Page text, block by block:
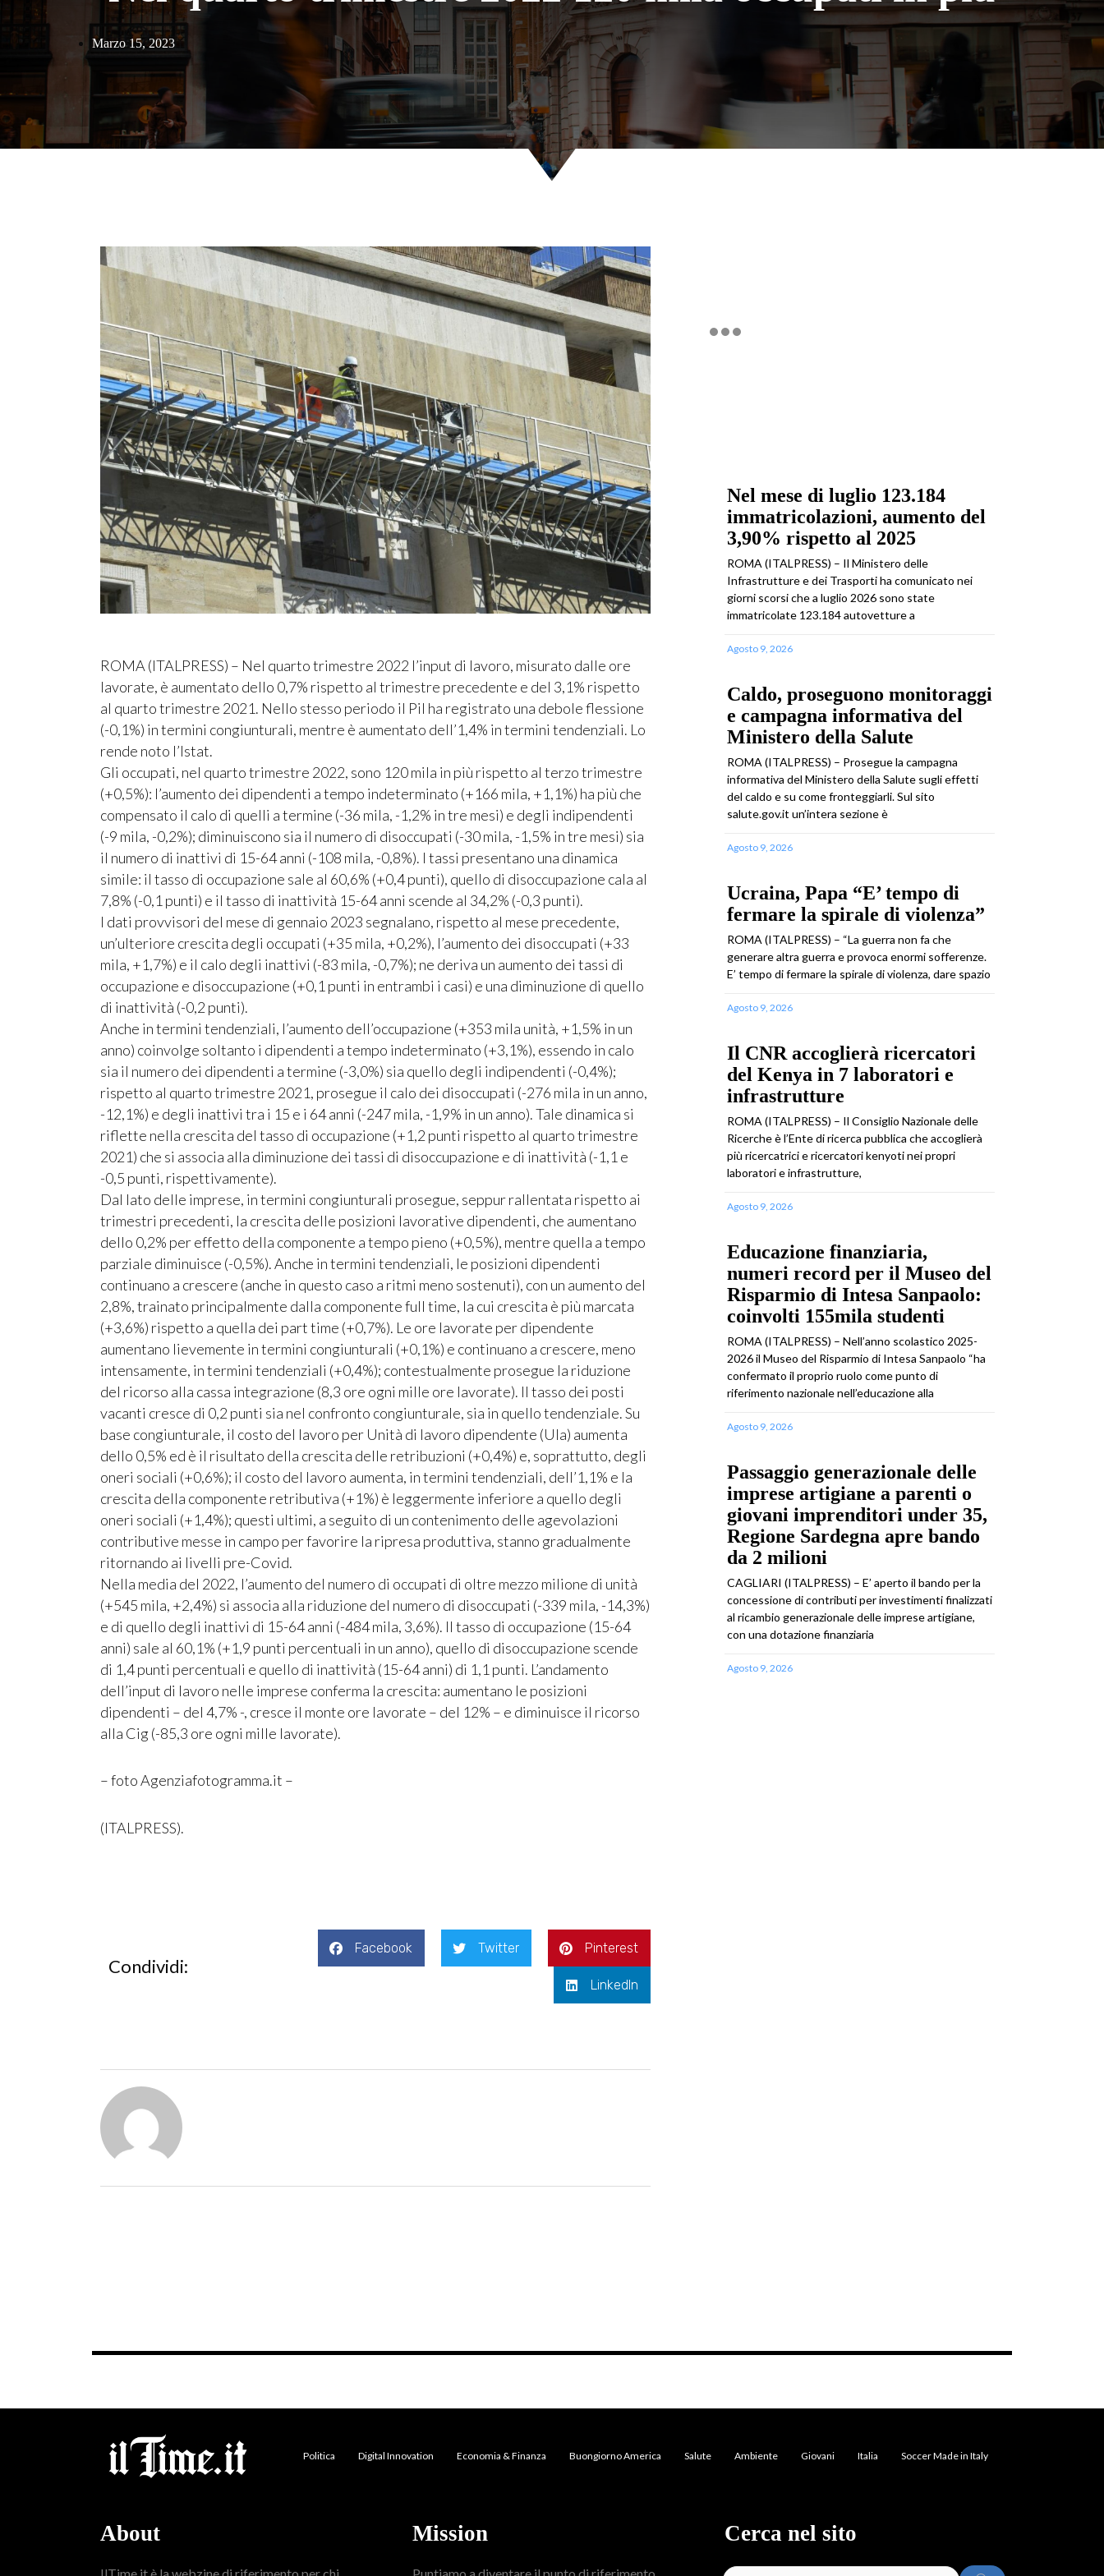
Marzo 15, 2023
ROMA (ITALPRESS) – Nel quarto trimestre 2022 l’input di lavoro, misurato dalle ore
lavorate, è aumentato dello 0,7% rispetto al trimestre precedente e del 3,1% rispetto
al quarto trimestre 2021. Nello stesso periodo il Pil ha registrato una debole flessione
(-0,1%) in termini congiunturali, mentre è aumentato dell’1,4% in termini tendenziali. Lo
rende noto l’Istat.
Gli occupati, nel quarto trimestre 2022, sono 120 mila in più rispetto al terzo trimestre
(+0,5%): l’aumento dei dipendenti a tempo indeterminato (+166 mila, +1,1%) ha più che
compensato il calo di quelli a termine (-36 mila, -1,2% in tre mesi) e degli indipendenti
(-9 mila, -0,2%); diminuiscono sia il numero di disoccupati (-30 mila, -1,5% in tre mesi) sia
il numero di inattivi di 15-64 anni (-108 mila, -0,8%). I tassi presentano una dinamica
simile: il tasso di occupazione sale al 60,6% (+0,4 punti), quello di disoccupazione cala al
7,8% (-0,1 punti) e il tasso di inattività 15-64 anni scende al 34,2% (-0,3 punti).
I dati provvisori del mese di gennaio 2023 segnalano, rispetto al mese precedente,
un’ulteriore crescita degli occupati (+35 mila, +0,2%), l’aumento dei disoccupati (+33
mila, +1,7%) e il calo degli inattivi (-83 mila, -0,7%); ne deriva un aumento dei tassi di
occupazione e disoccupazione (+0,1 punti in entrambi i casi) e una diminuzione di quello
di inattività (-0,2 punti).
Anche in termini tendenziali, l’aumento dell’occupazione (+353 mila unità, +1,5% in un
anno) coinvolge soltanto i dipendenti a tempo indeterminato (+3,1%), essendo in calo
sia il numero dei dipendenti a termine (-3,0%) sia quello degli indipendenti (-0,4%);
rispetto al quarto trimestre 2021, prosegue il calo dei disoccupati (-276 mila in un anno,
-12,1%) e degli inattivi tra i 15 e i 64 anni (-247 mila, -1,9% in un anno). Tale dinamica si
riflette nella crescita del tasso di occupazione (+1,2 punti rispetto al quarto trimestre
2021) che si associa alla diminuzione dei tassi di disoccupazione e di inattività (-1,1 e
-0,5 punti, rispettivamente).
Dal lato delle imprese, in termini congiunturali prosegue, seppur rallentata rispetto ai
trimestri precedenti, la crescita delle posizioni lavorative dipendenti, che aumentano
dello 0,2% per effetto della componente a tempo pieno (+0,5%), mentre quella a tempo
parziale diminuisce (-0,5%). Anche in termini tendenziali, le posizioni dipendenti
continuano a crescere (anche in questo caso a ritmi meno sostenuti), con un aumento del
2,8%, trainato principalmente dalla componente full time, la cui crescita è più marcata
(+3,6%) rispetto a quella dei part time (+0,7%). Le ore lavorate per dipendente
aumentano lievemente in termini congiunturali (+0,1%) e continuano a crescere, meno
intensamente, in termini tendenziali (+0,4%); contestualmente prosegue la riduzione
del ricorso alla cassa integrazione (8,3 ore ogni mille ore lavorate). Il tasso dei posti
vacanti cresce di 0,2 punti sia nel confronto congiunturale, sia in quello tendenziale. Su
base congiunturale, il costo del lavoro per Unità di lavoro dipendente (Ula) aumenta
dello 0,5% ed è il risultato della crescita delle retribuzioni (+0,4%) e, soprattutto, degli
oneri sociali (+0,6%); il costo del lavoro aumenta, in termini tendenziali, dell’1,1% e la
crescita della componente retributiva (+1%) è leggermente inferiore a quello degli
oneri sociali (+1,4%); questi ultimi, a seguito di un contenimento delle agevolazioni
contributive messe in campo per favorire la ripresa produttiva, stanno gradualmente
ritornando ai livelli pre-Covid.
Nella media del 2022, l’aumento del numero di occupati di oltre mezzo milione di unità
(+545 mila, +2,4%) si associa alla riduzione del numero di disoccupati (-339 mila, -14,3%)
e di quello degli inattivi di 15-64 anni (-484 mila, 3,6%). Il tasso di occupazione (15-64
anni) sale al 60,1% (+1,9 punti percentuali in un anno), quello di disoccupazione scende
di 1,4 punti percentuali e quello di inattività (15-64 anni) di 1,1 punti. L’andamento
dell’input di lavoro nelle imprese conferma la crescita: aumentano le posizioni
dipendenti – del 4,7% -, cresce il monte ore lavorate – del 12% – e diminuisce il ricorso
alla Cig (-85,3 ore ogni mille lavorate).
– foto Agenziafotogramma.it –
(ITALPRESS).
Condividi:
Facebook Twitter Pinterest
LinkedIn
Nel mese di luglio 123.184
immatricolazioni, aumento del
3,90% rispetto al 2025
ROMA (ITALPRESS) – Il Ministero delle
Infrastrutture e dei Trasporti ha comunicato nei
giorni scorsi che a luglio 2026 sono state
immatricolate 123.184 autovetture a
Agosto 9, 2026
Caldo, proseguono monitoraggi
e campagna informativa del
Ministero della Salute
ROMA (ITALPRESS) – Prosegue la campagna
informativa del Ministero della Salute sugli effetti
del caldo e su come fronteggiarli. Sul sito
salute.gov.it un’intera sezione è
Agosto 9, 2026
Ucraina, Papa “E’ tempo di
fermare la spirale di violenza”
ROMA (ITALPRESS) – “La guerra non fa che
generare altra guerra e provoca enormi sofferenze.
E’ tempo di fermare la spirale di violenza, dare spazio
Agosto 9, 2026
Il CNR accoglierà ricercatori
del Kenya in 7 laboratori e
infrastrutture
ROMA (ITALPRESS) – Il Consiglio Nazionale delle
Ricerche è l’Ente di ricerca pubblica che accoglierà
più ricercatrici e ricercatori kenyoti nei propri
laboratori e infrastrutture,
Agosto 9, 2026
Educazione finanziaria,
numeri record per il Museo del
Risparmio di Intesa Sanpaolo:
coinvolti 155mila studenti
ROMA (ITALPRESS) – Nell’anno scolastico 2025-
2026 il Museo del Risparmio di Intesa Sanpaolo “ha
confermato il proprio ruolo come punto di
riferimento nazionale nell’educazione alla
Agosto 9, 2026
Passaggio generazionale delle
imprese artigiane a parenti o
giovani imprenditori under 35,
Regione Sardegna apre bando
da 2 milioni
CAGLIARI (ITALPRESS) – E’ aperto il bando per la
concessione di contributi per investimenti finalizzati
al ricambio generazionale delle imprese artigiane,
con una dotazione finanziaria
Agosto 9, 2026
Politica Digital Innovation Economia & Finanza Buongiorno America Salute Ambiente Giovani Italia Soccer Made in Italy
About Mission Cerca nel sito